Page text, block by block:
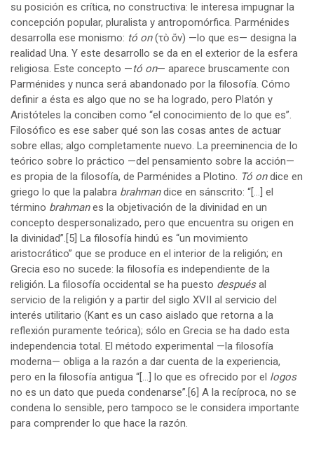
su posición es crítica, no constructiva: le interesa impugnar la
concepción popular, pluralista y antropomórfica. Parménides
desarrolla ese monismo: tó on(τὸ ὄν) —lo que es— designa la
realidad Una. Y este desarrollo se da en el exterior de la esfera
religiosa. Este concepto —tó on— aparece bruscamente con
Parménides y nunca será abandonado por la filosofía. Cómo
definir a ésta es algo que no se ha logrado, pero Platón y
Aristóteles la conciben como “el conocimiento de lo que es”.
Filosófico es ese saber qué son las cosas antes de actuar
sobre ellas; algo completamente nuevo. La preeminencia de lo
teórico sobre lo práctico —del pensamiento sobre la acción—
es propia de la filosofía, de Parménides a Plotino. Tó ondice en
griego lo que la palabra brahmandice en sánscrito: “[…] el
término brahmanes la objetivación de la divinidad en un
concepto despersonalizado, pero que encuentra su origen en
la divinidad”.[5] La filosofía hindú es “un movimiento
aristocrático” que se produce en el interior de la religión; en
Grecia eso no sucede: la filosofía es independiente de la
religión. La filosofía occidental se ha puesto despuésal
servicio de la religión y a partir del siglo XVII al servicio del
interés utilitario (Kant es un caso aislado que retorna a la
reflexión puramente teórica); sólo en Grecia se ha dado esta
independencia total. El método experimental —la filosofía
moderna— obliga a la razón a dar cuenta de la experiencia,
pero en la filosofía antigua “[…] lo que es ofrecido por el logos
no es un dato que pueda condenarse”.[6] A la recíproca, no se
condena lo sensible, pero tampoco se le considera importante
para comprender lo que hace la razón.